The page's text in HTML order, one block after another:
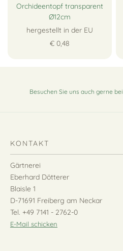
Orchideentopf transparent
Ø12cm
hergestellt in der EU
€ 0,48
Besuchen Sie uns auch gerne bei
KONTAKT
Gärtnerei
Eberhard Dötterer
Blaisle 1
D-71691 Freiberg am Neckar
Tel. +49 7141 - 2762-0
E-Mail schicken